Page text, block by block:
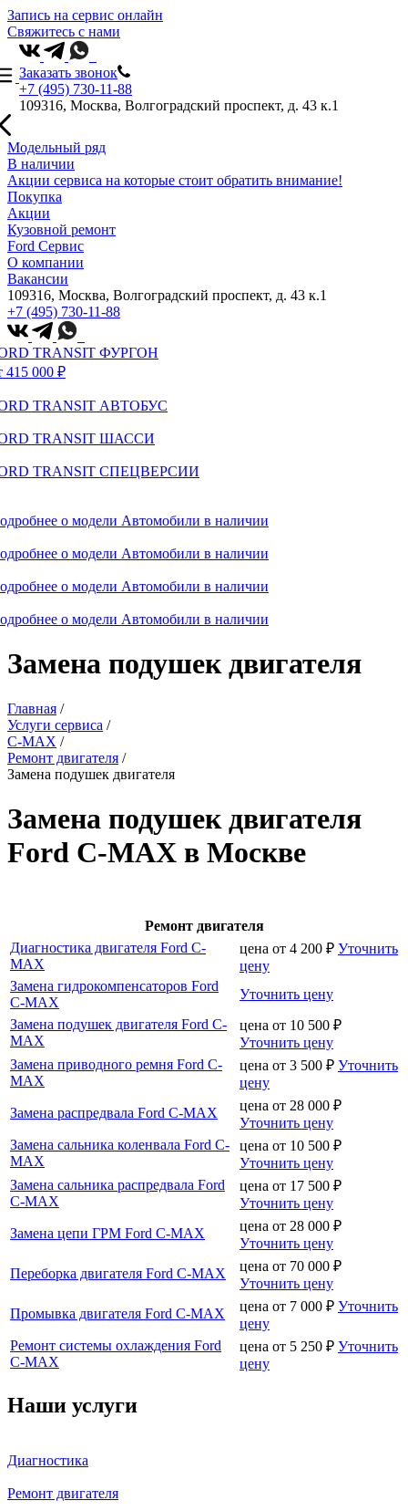
Запись на сервис онлайн
Свяжитесь с нами
Заказать звонок
+7 (495) 730-11-88
109316, Москва, Волгоградский проспект, д. 43 к.1
Модельный ряд
В наличии
Акции сервиса на которые стоит обратить внимание!
Покупка
Акции
Кузовной ремонт
Ford Сервис
О компании
Вакансии
109316, Москва, Волгоградский проспект, д. 43 к.1
+7 (495) 730-11-88
TRANSIT ФУРГОН
415 000 ₽
TRANSIT АВТОБУС
TRANSIT ШАССИ
TRANSIT СПЕЦВЕРСИИ
о модели Автомобили в наличии
о модели Автомобили в наличии
о модели Автомобили в наличии
о модели Автомобили в наличии
Замена подушек двигателя
Главная /
Услуги сервиса /
C-MAX /
Ремонт двигателя /
Замена подушек двигателя
Замена подушек двигателя
Ford C-MAX в Москве
Ремонт двигателя
Диагностика двигателя Ford C-
MAX
цена от 4 200 ₽ Уточнить
цену
Замена гидрокомпенсаторов Ford
C-MAX
Уточнить цену
Замена подушек двигателя Ford C-
MAX
цена от 10 500 ₽
Уточнить цену
Замена приводного ремня Ford C-
MAX
цена от 3 500 ₽ Уточнить
цену
Замена распредвала Ford C-MAX
цена от 28 000 ₽
Уточнить цену
Замена сальника коленвала Ford C-
MAX
цена от 10 500 ₽
Уточнить цену
Замена сальника распредвала Ford
C-MAX
цена от 17 500 ₽
Уточнить цену
Замена цепи ГРМ Ford C-MAX
цена от 28 000 ₽
Уточнить цену
Переборка двигателя Ford C-MAX
цена от 70 000 ₽
Уточнить цену
Промывка двигателя Ford C-MAX
цена от 7 000 ₽ Уточнить
цену
Ремонт системы охлаждения Ford
C-MAX
цена от 5 250 ₽ Уточнить
цену
Наши услуги
Диагностика
Ремонт двигателя